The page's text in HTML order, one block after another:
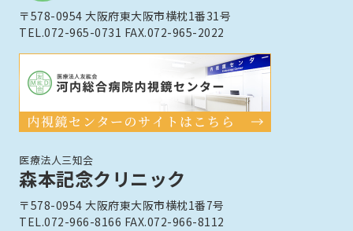
〒578-0954 大阪府東大阪市横枕1番31号
TEL.072-965-0731 FAX.072-965-2022
医療法人三知会
森本記念クリニック
〒578-0954 大阪府東大阪市横枕1番7号
TEL.072-966-8166 FAX.072-966-8112